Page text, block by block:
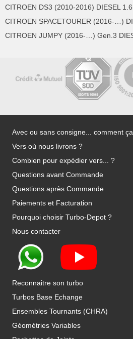
CITROEN DS3 (2010-2016) DIESEL
CITROEN SPACETOURER (2016-…)
CITROEN JUMPY (2016-…) Gen.3
Avec ou sans consigne... comment
Vers où nous livrons ?
Combien pour expédier vers... ?
Questions avant Commande
Questions après Commande
Paiements et Facturation
Pourquoi choisir Turbo-Depot ?
Nous contacter
Reconnaitre son turbo
Turbos Base Echange
Ensembles Tournants (CHRA)
Géométries Variables